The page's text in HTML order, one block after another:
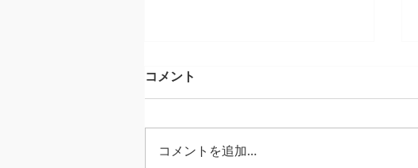
コメント
コメントを追加…